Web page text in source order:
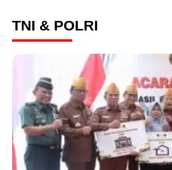
TNI & POLRI